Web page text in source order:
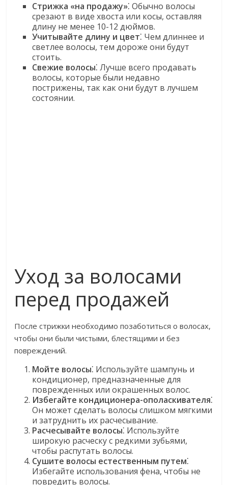
Стрижка «на продажу»⁚ Обычно волосы
срезают в виде хвоста или косы, оставляя
длину не менее 10-12 дюймов.
Учитывайте длину и цвет⁚ Чем длиннее и
светлее волосы, тем дороже они будут
стоить.
Свежие волосы⁚ Лучше всего продавать
волосы, которые были недавно
пострижены, так как они будут в лучшем
состоянии.
Уход за волосами
перед продажей
После стрижки необходимо позаботиться о волосах,
чтобы они были чистыми, блестящими и без
повреждений.
Мойте волосы⁚ Используйте шампунь и
кондиционер, предназначенные для
поврежденных или окрашенных волос.
Избегайте кондиционера-ополаскивателя⁚
Он может сделать волосы слишком мягкими
и затруднить их расчесывание.
Расчесывайте волосы⁚ Используйте
широкую расческу с редкими зубьями,
чтобы распутать волосы.
Сушите волосы естественным путем⁚
Избегайте использования фена, чтобы не
повредить волосы.